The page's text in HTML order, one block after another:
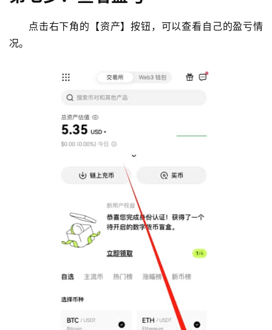
点击右下角的【资产】按钮，可以查看自己的盈亏情
况。